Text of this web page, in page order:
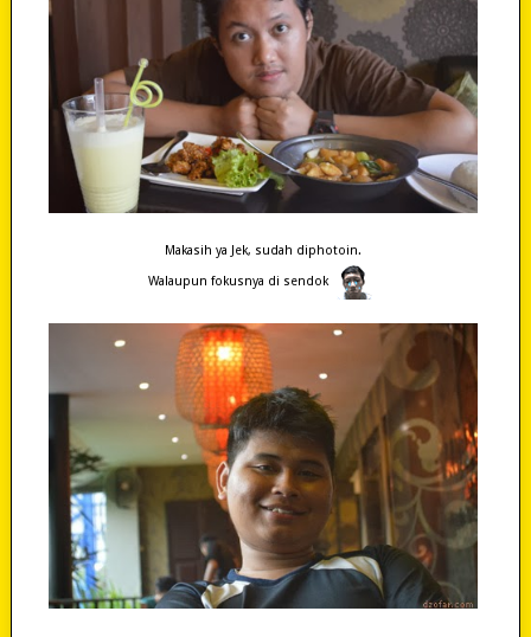
Makasih ya Jek, sudah diphotoin.
Walaupun fokusnya di sendok